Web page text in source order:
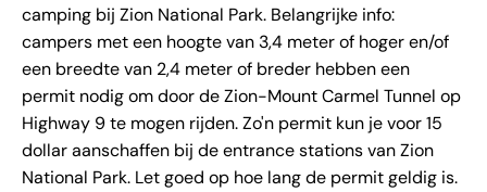
camping bij Zion National Park. Belangrijke info:
campers met een hoogte van 3,4 meter of hoger en/of
een breedte van 2,4 meter of breder hebben een
permit nodig om door de Zion-Mount Carmel Tunnel op
Highway 9 te mogen rijden. Zo'n permit kun je voor 15
dollar aanschaffen bij de entrance stations van Zion
National Park. Let goed op hoe lang de permit geldig is.